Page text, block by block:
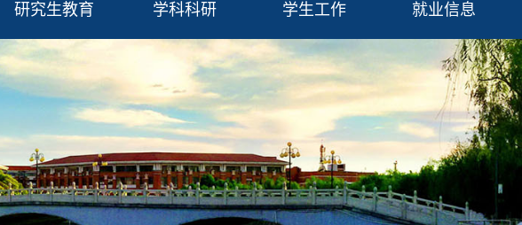
研究生教育 学科科研 学生工作 就业信息